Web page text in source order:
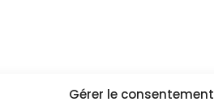
Gérer le consentement